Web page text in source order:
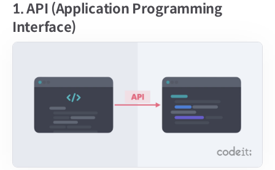
1.API (Application Programming
Interface)